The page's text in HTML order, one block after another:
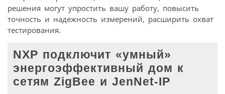
решения могут упростить вашу работу, повысить
точность и надежность измерений, расширить охват
тестирования.
NXP подключит «умный»
энергоэффективный дом к
сетям ZigBee и JenNet-IP